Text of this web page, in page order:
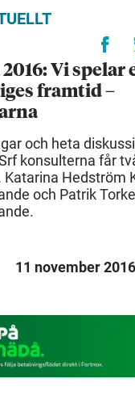
Vi spelar
framtid –
och heta
konsulterna får
Hedström
och Patrik
11 november 2016